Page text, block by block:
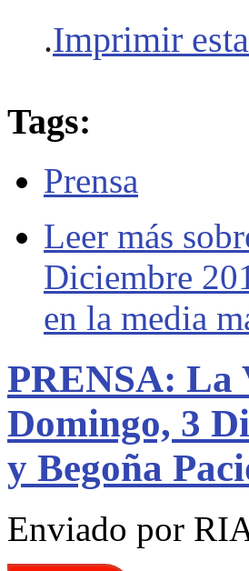
.Imprimir
Tags:
Prensa
Leer más
Diciembre
en la media
PRENSA: La
Domingo, 3
y Begoña
Enviado por